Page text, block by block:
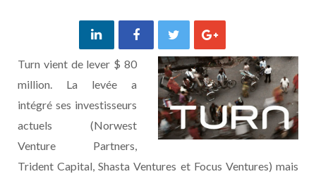
Turn vient de lever $ 80
million. La levée a
intégré ses investisseurs
actuels (Norwest
Venture Partners,
Trident Capital, Shasta Ventures et Focus Ventures) mais